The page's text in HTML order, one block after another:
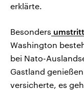
erklärte.
Besonders
Washington
bei Nato-
Gastland
versicherte, es